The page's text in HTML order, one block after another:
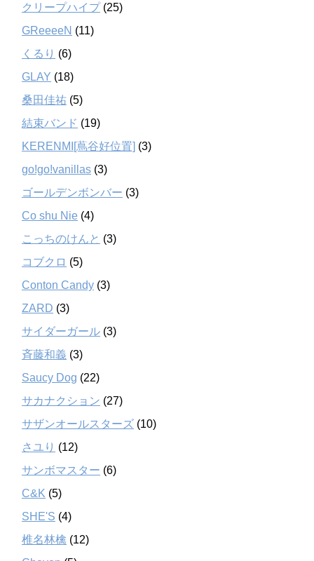
クリープハイプ(25)
GReeeeN (11)
くるり (6)
GLAY (18)
桑田佳祐 (5)
結束バンド (19)
KERENMI[蔦谷好位置] (3)
go!go!vanillas (3)
ゴールデンボンバー (3)
Co shu Nie (4)
こっちのけんと (3)
コブクロ (5)
Conton Candy (3)
ZARD (3)
サイダーガール (3)
斉藤和義 (3)
Saucy Dog (22)
サカナクション (27)
サザンオールスターズ (10)
さユり (12)
サンボマスター (6)
C&K (5)
SHE'S (4)
椎名林檎 (12)